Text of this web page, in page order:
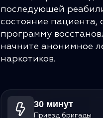
последующей
состояние
программу
начните анонимное
наркотиков.
30 минут
Приезд бригады